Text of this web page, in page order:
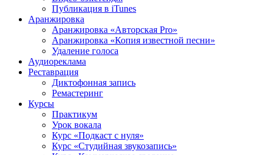
Публикация в iTunes
Аранжировка
Аранжировка «Авторская Pro»
Аранжировка «Копия известной песни»
Удаление голоса
Аудиореклама
Реставрация
Диктофонная запись
Ремастеринг
Курсы
Практикум
Урок вокала
Курс «Подкаст с нуля»
Курс «Студийная звукозапись»